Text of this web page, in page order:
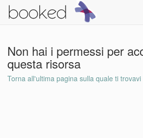
Non hai i permessi per
questa risorsa
Torna all'ultima pagina sulla quale ti trovavi